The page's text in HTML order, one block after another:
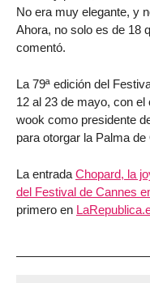
No era muy elegante, y
Ahora, no solo es de 18
comentó.
La 79ª edición del
12 al 23 de mayo, con
wook como presidente
para otorgar la Palma
La entrada Chopard, la
del Festival de Cannes
primero en